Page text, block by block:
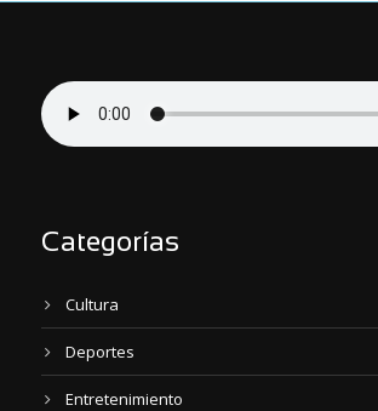
Categorías
Cultura
Deportes
Entretenimiento